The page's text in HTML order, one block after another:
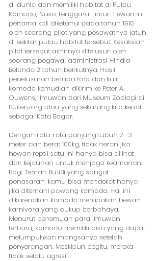
di dunia dan memiliki habitat di Pulau
Komodo, Nusa Tenggara Timur. Hewan ini
pertama kali diketahui pada tahun 1910
oleh seorang pilot yang pesawatnya jatuh
di sekitar pulau habitat tersebut. Kesaksian
pilot tersebut akhirnya ditelusuri oleh
seorang pegawai administrasi Hindia
Belanda 2 tahun berikutnya. Hasil
penelusuran berupa foto dan kulit
komodo kemudian dikirim ke Peter A.
Ouwens, ilmuwan dari Museum Zoologi di
Buitenzorg atau yang sekarang kita kenal
sebagai Kota Bogor.
Dengan rata-rata panjang tubuh 2 -3
meter dan berat 100kg, tidak heran jika
hewan reptil satu ini hanya bisa dilihat
dari kejauhan untuk menjaga keamanan.
Bagi Teman BuLiBi yang sangat
penasaran, kamu bisa mendekat hanya
jika ditemani pawang komodo. Hal ini
dikarenakan komodo merupakan hewan
karnivora yang cukup berbahaya.
Menurut penemuan para ilmuwan
terbaru, komodo memiliki bisa yang dapat
melumpuhkan mangsanya setelah
penyerangan. Meskipun begitu, mereka
tidak selalu agresif.